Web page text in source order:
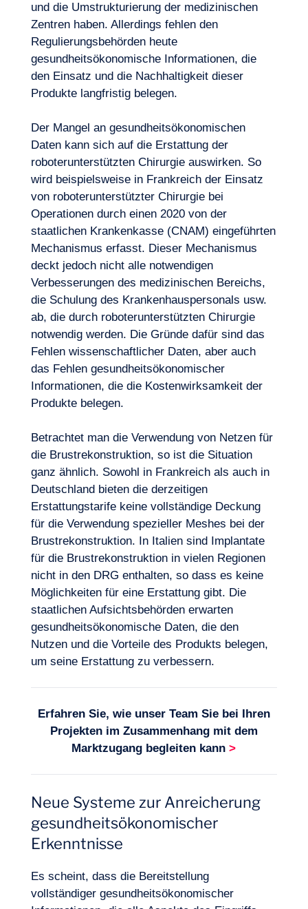
Kontakt
DE
und die Umstrukturierung der medizinischen
Zentren haben. Allerdings fehlen den
Regulierungsbehörden heute
gesundheitsökonomische Informationen, die
den Einsatz und die Nachhaltigkeit dieser
Produkte langfristig belegen.
Der Mangel an gesundheitsökonomischen
Daten kann sich auf die Erstattung der
roboterunterstützten Chirurgie auswirken. So
wird beispielsweise in Frankreich der Einsatz
von roboterunterstützter Chirurgie bei
Operationen durch einen 2020 von der
staatlichen Krankenkasse (CNAM) eingeführten
Mechanismus erfasst. Dieser Mechanismus
deckt jedoch nicht alle notwendigen
Verbesserungen des medizinischen Bereichs,
die Schulung des Krankenhauspersonals usw.
ab, die durch roboterunterstützten Chirurgie
notwendig werden. Die Gründe dafür sind das
Fehlen wissenschaftlicher Daten, aber auch
das Fehlen gesundheitsökonomischer
Informationen, die die Kostenwirksamkeit der
Produkte belegen.
Betrachtet man die Verwendung von Netzen für
die Brustrekonstruktion, so ist die Situation
ganz ähnlich. Sowohl in Frankreich als auch in
Deutschland bieten die derzeitigen
Erstattungstarife keine vollständige Deckung
für die Verwendung spezieller Meshes bei der
Brustrekonstruktion. In Italien sind Implantate
für die Brustrekonstruktion in vielen Regionen
nicht in den DRG enthalten, so dass es keine
Möglichkeiten für eine Erstattung gibt. Die
staatlichen Aufsichtsbehörden erwarten
gesundheitsökonomische Daten, die den
Nutzen und die Vorteile des Produkts belegen,
um seine Erstattung zu verbessern.
Erfahren Sie, wie unser Team Sie bei Ihren
Projekten im Zusammenhang mit dem
Marktzugang begleiten kann>
Neue Systeme zur Anreicherung
gesundheitsökonomischer
Erkenntnisse
Es scheint, dass die Bereitstellung
vollständiger gesundheitsökonomischer